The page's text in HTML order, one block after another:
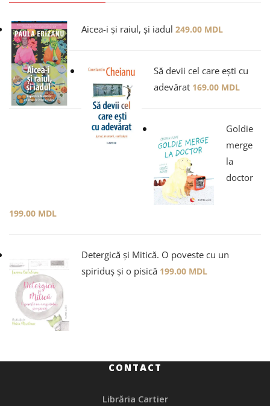
Aicea-i și raiul, și iadul 249.00 MDL
Să devii cel care ești cu
adevărat 169.00 MDL
Goldie
merge
la
doctor
199.00 MDL
Detergică și Mitică. O poveste cu un
spiriduș și o pisică 199.00 MDL
CONTACT
Librăria Cartier